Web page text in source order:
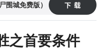
围城免费版）
之首要条件